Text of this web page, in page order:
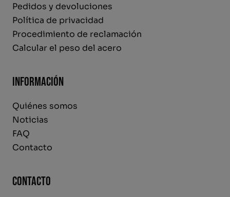
Pedidos y devoluciones
Política de privacidad
Procedimiento de reclamación
Calcular el peso del acero
Información
Quiénes somos
Noticias
FAQ
Contacto
Contacto